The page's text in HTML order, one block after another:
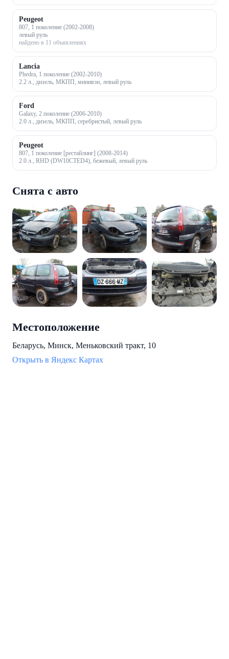
Peugeot
807, 1 поколение (2002-2008)
левый руль
найдено в 11 объявлениях
Lancia
Phedra, 1 поколение (2002-2010)
2.2 л., дизель, МКПП, минивэн, левый руль
Ford
Galaxy, 2 поколение (2006-2010)
2.0 л., дизель, МКПП, серебристый, левый руль
Peugeot
807, 1 поколение [рестайлинг] (2008-2014)
2.0 л., RHD (DW10CTED4), бежевый, левый руль
Снята с авто
Местоположение
Беларусь, Минск, Меньковский тракт, 10
Открыть в Яндекс Картах